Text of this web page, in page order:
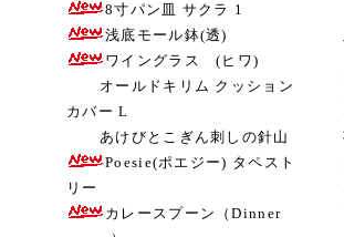
8寸パン皿 サクラ 1
浅底モール鉢(透)
ワイングラス (ヒワ)
オールドキリム クッション
カバー L
あけびとこぎん刺しの針山
Poesie(ポエジー) タペスト
リー
カレースプーン（Dinner